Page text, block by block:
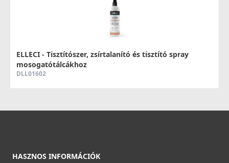
4098
ELLECI - Tisztítószer, zsírtalanító és tisztító spray
mosogatótálcákhoz
DLL01602
HASZNOS INFORMÁCIÓK